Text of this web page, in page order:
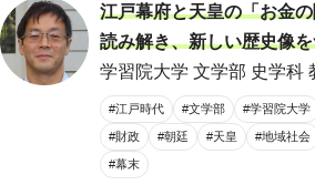
江戸幕府と天皇の「お金
読み解き、新しい歴史像
学習院大学 文学部 史学
#江戸時代 #文学部 #学習院大学
#財政 #朝廷 #天皇 #地域社会
#幕末